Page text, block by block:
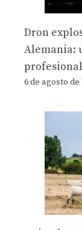
Dron
Alemania:
6 de agosto de